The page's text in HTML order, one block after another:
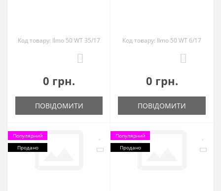
Код товару: Ilmo 50 WT 35/17
0 грн.
ПОВІДОМИТИ
Код товару: Ilmo 50 WT 6/17
0 грн.
ПОВІДОМИТИ
Популярний
Продано
Популярний
Продано